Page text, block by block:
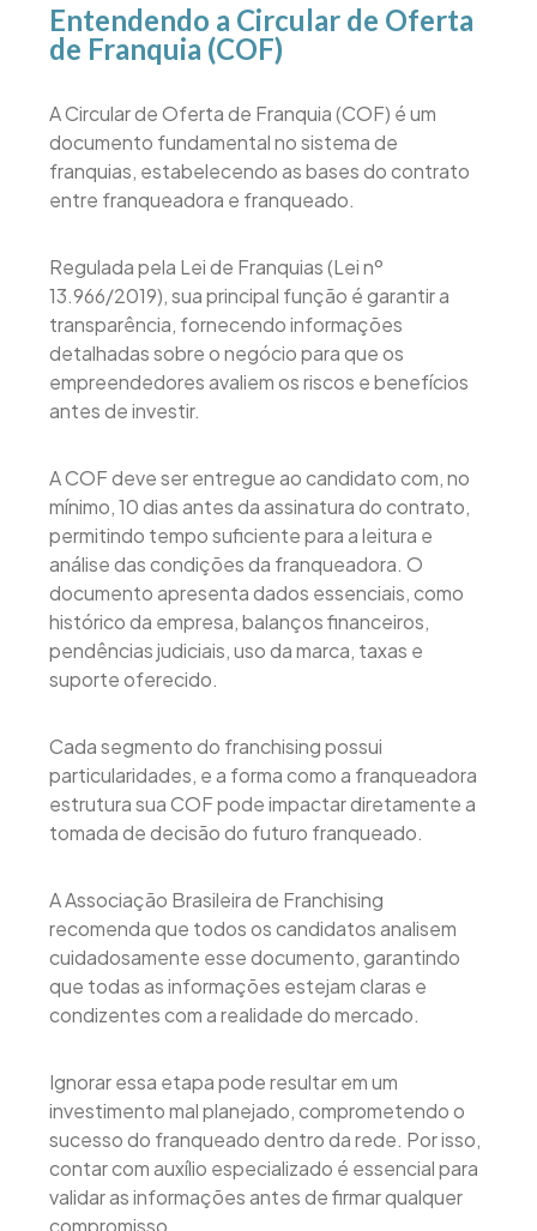
Entendendo a Circular de Oferta
de Franquia (COF)
A Circular de Oferta de Franquia (COF) é um
documento fundamental no sistema de
franquias, estabelecendo as bases do contrato
entre franqueadora e franqueado.
Regulada pela Lei de Franquias (Lei nº
13.966/2019), sua principal função é garantir a
transparência, fornecendo informações
detalhadas sobre o negócio para que os
empreendedores avaliem os riscos e benefícios
antes de investir.
A COF deve ser entregue ao candidato com, no
mínimo, 10 dias antes da assinatura do contrato,
permitindo tempo suficiente para a leitura e
análise das condições da franqueadora. O
documento apresenta dados essenciais, como
histórico da empresa, balanços financeiros,
pendências judiciais, uso da marca, taxas e
suporte oferecido.
Cada segmento do franchising possui
particularidades, e a forma como a franqueadora
estrutura sua COF pode impactar diretamente a
tomada de decisão do futuro franqueado.
A Associação Brasileira de Franchising
recomenda que todos os candidatos analisem
cuidadosamente esse documento, garantindo
que todas as informações estejam claras e
condizentes com a realidade do mercado.
Ignorar essa etapa pode resultar em um
investimento mal planejado, comprometendo o
sucesso do franqueado dentro da rede. Por isso,
contar com auxílio especializado é essencial para
validar as informações antes de firmar qualquer
compromisso.